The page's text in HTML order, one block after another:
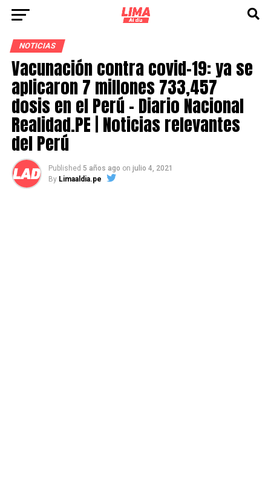
NOTICIAS
Vacunación contra covid-19: ya se
aplicaron 7 millones 733,457
dosis en el Perú – Diario Nacional
Realidad.PE | Noticias relevantes
del Perú
Published 5 años ago on julio 4, 2021
By Limaaldia.pe